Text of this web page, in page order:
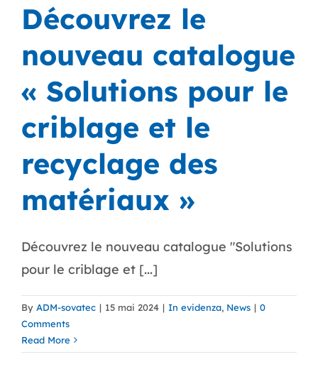
Découvrez le
nouveau catalogue
« Solutions pour le
criblage et le
recyclage des
matériaux »
Découvrez le nouveau catalogue "Solutions
pour le criblage et [...]
By ADM-sovatec | 15 mai 2024 | In evidenza, News | 0
Comments
Read More